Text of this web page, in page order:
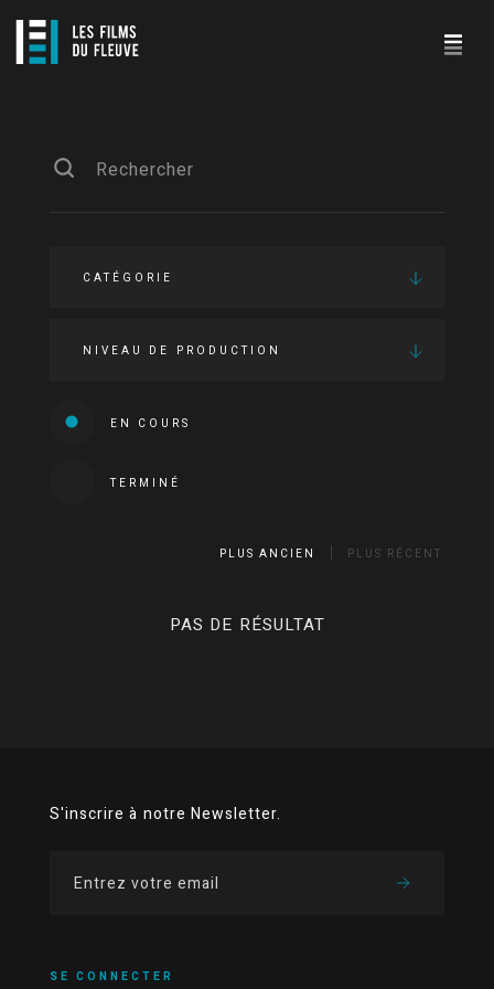
CATÉGORIE
NIVEAU DE PRODUCTION
EN COURS
TERMINÉ
PLUS ANCIEN PLUS RÉCENT
PAS DE RÉSULTAT
S'inscrire à notre Newsletter.
SE CONNECTER